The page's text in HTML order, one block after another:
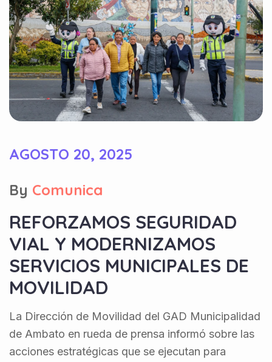
AGOSTO 20, 2025
By Comunica
REFORZAMOS SEGURIDAD
VIAL Y MODERNIZAMOS
SERVICIOS MUNICIPALES DE
MOVILIDAD
La Dirección de Movilidad del GAD Municipalidad
de Ambato en rueda de prensa informó sobre las
acciones estratégicas que se ejecutan para